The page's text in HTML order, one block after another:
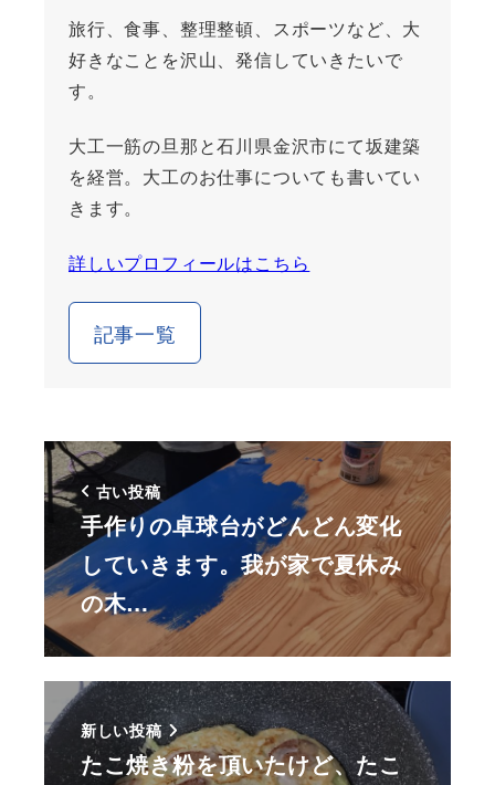
旅行、食事、整理整頓、スポーツなど、大
好きなことを沢山、発信していきたいで
す。
大工一筋の旦那と石川県金沢市にて坂建築
を経営。大工のお仕事についても書いてい
きます。
詳しいプロフィールはこちら
記事一覧
古い投稿
手作りの卓球台がどんどん変化
していきます。我が家で夏休み
の木…
新しい投稿
たこ焼き粉を頂いたけど、たこ